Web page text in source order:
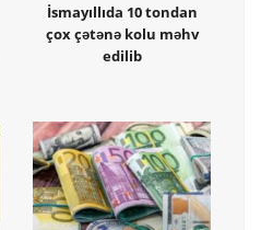
İsmayıllıda 10 tondan
çox çətənə kolu məhv
edilib